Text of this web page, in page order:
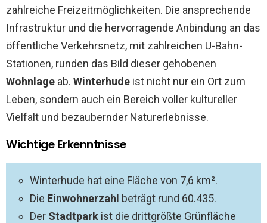
zahlreiche Freizeitmöglichkeiten. Die ansprechende
Infrastruktur und die hervorragende Anbindung an das
öffentliche Verkehrsnetz, mit zahlreichen U-Bahn-
Stationen, runden das Bild dieser gehobenen
Wohnlage ab. Winterhude ist nicht nur ein Ort zum
Leben, sondern auch ein Bereich voller kultureller
Vielfalt und bezaubernder Naturerlebnisse.
Wichtige Erkenntnisse
Winterhude hat eine Fläche von 7,6 km².
Die Einwohnerzahl beträgt rund 60.435.
Der Stadtpark ist die drittgrößte Grünfläche